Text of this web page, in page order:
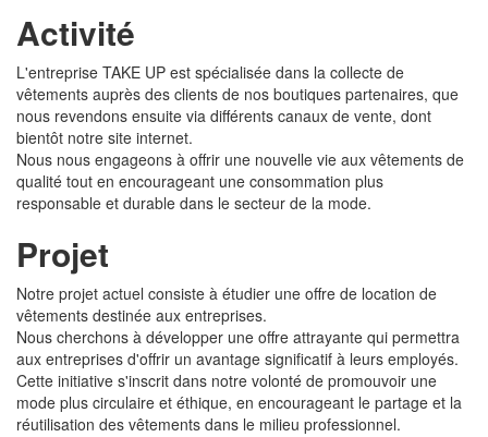
Activité
L'entreprise TAKE UP est spécialisée dans la collecte de
vêtements auprès des clients de nos boutiques partenaires, que
nous revendons ensuite via différents canaux de vente, dont
bientôt notre site internet.
Nous nous engageons à offrir une nouvelle vie aux vêtements de
qualité tout en encourageant une consommation plus
responsable et durable dans le secteur de la mode.
Projet
Notre projet actuel consiste à étudier une offre de location de
vêtements destinée aux entreprises.
Nous cherchons à développer une offre attrayante qui permettra
aux entreprises d'offrir un avantage significatif à leurs employés.
Cette initiative s'inscrit dans notre volonté de promouvoir une
mode plus circulaire et éthique, en encourageant le partage et la
réutilisation des vêtements dans le milieu professionnel.